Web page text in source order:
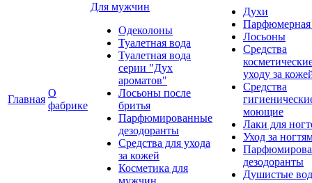
Главная
О
фабрике
Для мужчин
Одеколоны
Туалетная вода
Туалетная вода
серии "Дух
ароматов"
Лосьоны после
бритья
Парфюмированные
дезодоранты
Средства для ухода
за кожей
Косметика для
мужчин
Духи
Парфюмерная
Лосьоны
Средства
уходу за
Средства
моющие
Лаки для
Уход за
дезодоранты
Душистые